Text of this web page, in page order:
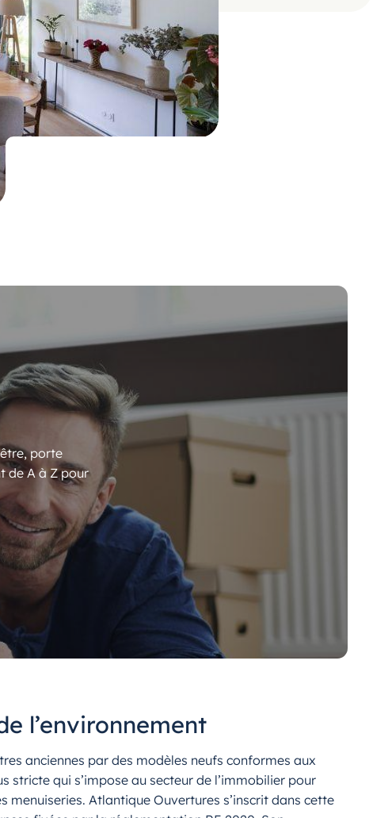
porte
de A à Z pour
l’environnement
anciennes par des modèles neufs conformes aux
stricte qui s’impose au secteur de l’immobilier pour
Atlantique Ouvertures s’inscrit dans cette